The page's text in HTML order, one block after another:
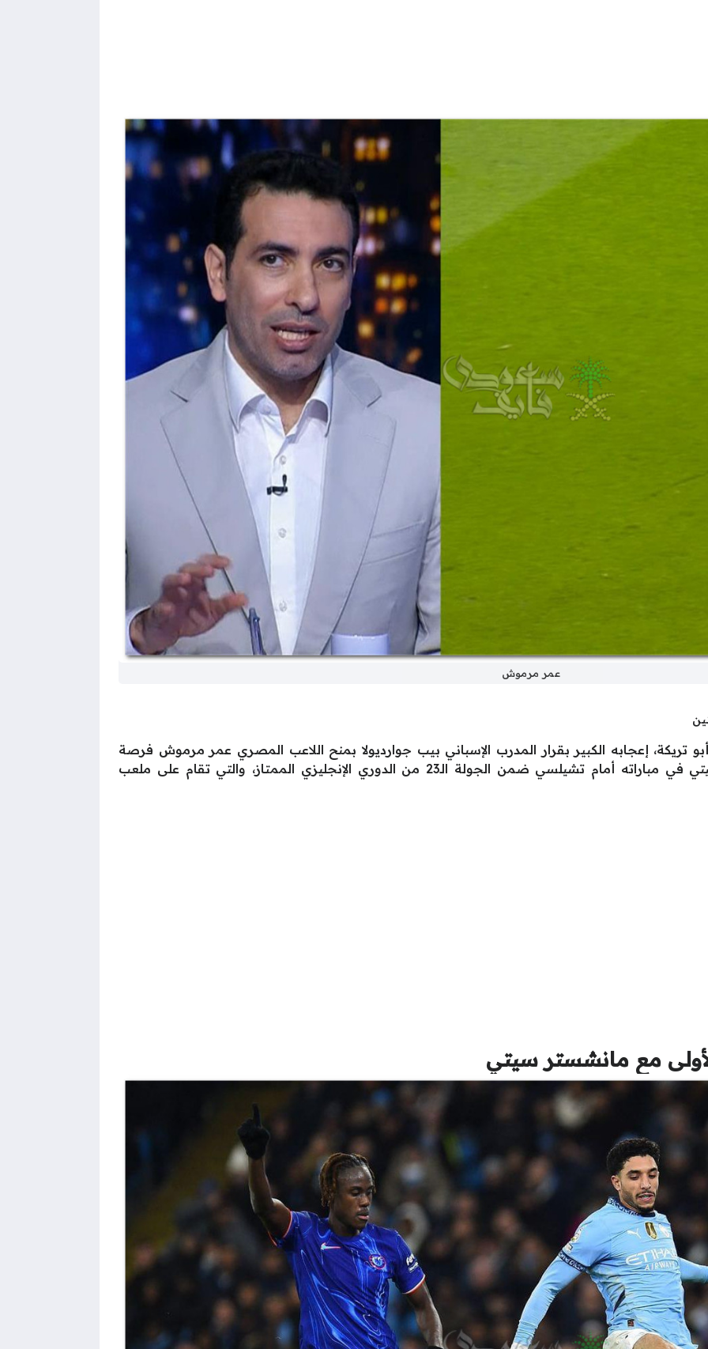
عمر مرموش
تريكة، إعجابه الكبير بقرار المدرب الإسباني بيب جوارديولا بمنح اللاعب المصري عمر مرموش فرصة
المشاركة أساسيًا مع فريق مانشستر سيتي في مباراته أمام تشيلسي ضمن الجولة الـ23 من الدوري الإنجليزي الممتاز، والتي تقام على ملعب
مع مانشستر سيتي